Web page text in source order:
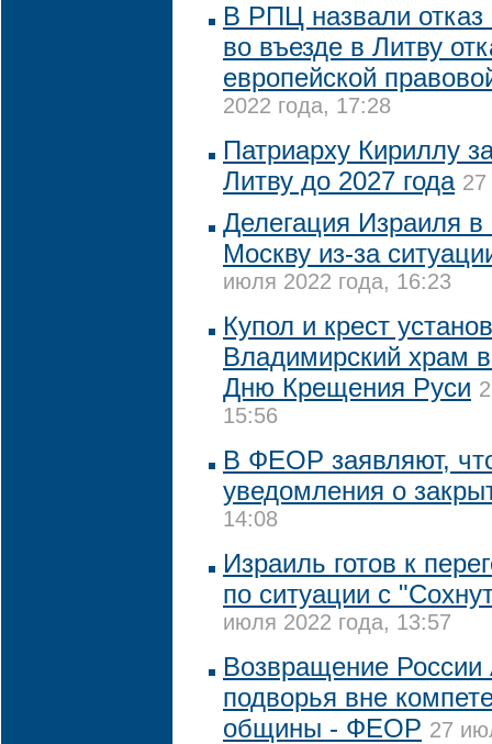
В РПЦ назвали отказ
во въезде в Литву
европейской
2022 года, 17:28
Патриарху Кириллу
Литву до 2027 года
Делегация Израиля в
Москву из-за
июля 2022 года, 16:23
Купол и крест
Владимирский храм
Дню Крещения Руси
15:56
В ФЕОР заявляют,
уведомления о
14:08
Израиль готов к
по ситуации с
июля 2022 года, 13:57
Возвращение России
подворья вне
общины - ФЕОР 27